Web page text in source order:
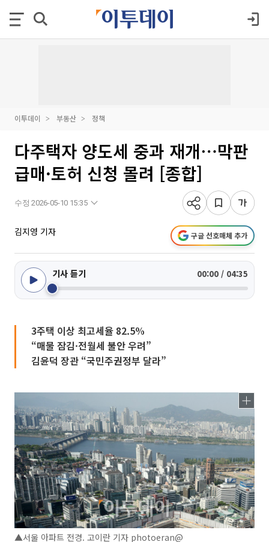
이투데이 부동산 정책
다주택자 양도세 중과 재개⋯막판
급매·토허 신청 몰려 [종합]
수정 2026-05-10 15:35
김지영 기자 구글 선호매체 추가
기사 듣기 00:00 / 04:35
3주택 이상 최고세율 82.5%
“매물 잠김·전월세 불안 우려”
김윤덕 장관 “국민주권정부 달라”
▲서울 아파트 전경. 고이란 기자 photoeran@